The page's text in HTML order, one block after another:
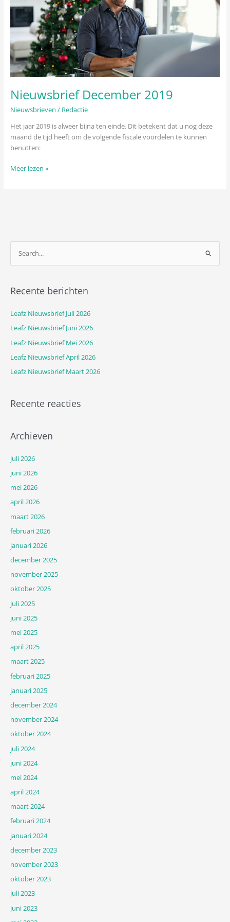
Nieuwsbrief December 2019
Nieuwsbrieven / Redactie
Het jaar 2019 is alweer bijna ten einde. Dit betekent dat u nog deze
maand de tijd heeft om de volgende fiscale voordelen te kunnen
benutten:
Meer lezen »
o
k
a
a
r
:
Recente berichten
Leafz Nieuwsbrief Juli 2026
Leafz Nieuwsbrief Juni 2026
Leafz Nieuwsbrief Mei 2026
Leafz Nieuwsbrief April 2026
Leafz Nieuwsbrief Maart 2026
Recente reacties
Archieven
juli 2026
juni 2026
mei 2026
april 2026
maart 2026
februari 2026
januari 2026
december 2025
november 2025
oktober 2025
juli 2025
juni 2025
mei 2025
april 2025
maart 2025
februari 2025
januari 2025
december 2024
november 2024
oktober 2024
juli 2024
juni 2024
mei 2024
april 2024
maart 2024
februari 2024
januari 2024
december 2023
november 2023
oktober 2023
juli 2023
juni 2023